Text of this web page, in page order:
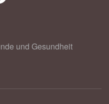
und Gesundheit